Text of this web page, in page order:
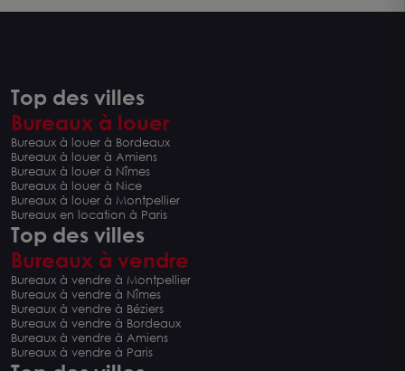
Top des villes
Bureaux à louer
Bureaux à louer à Bordeaux
Bureaux à louer à Amiens
Bureaux à louer à Nîmes
Bureaux à louer à Nice
Bureaux à louer à Montpellier
Bureaux en location à Paris
Top des villes
Bureaux à vendre
Bureaux à vendre à Montpellier
Bureaux à vendre à Nîmes
Bureaux à vendre à Béziers
Bureaux à vendre à Bordeaux
Bureaux à vendre à Amiens
Bureaux à vendre à Paris